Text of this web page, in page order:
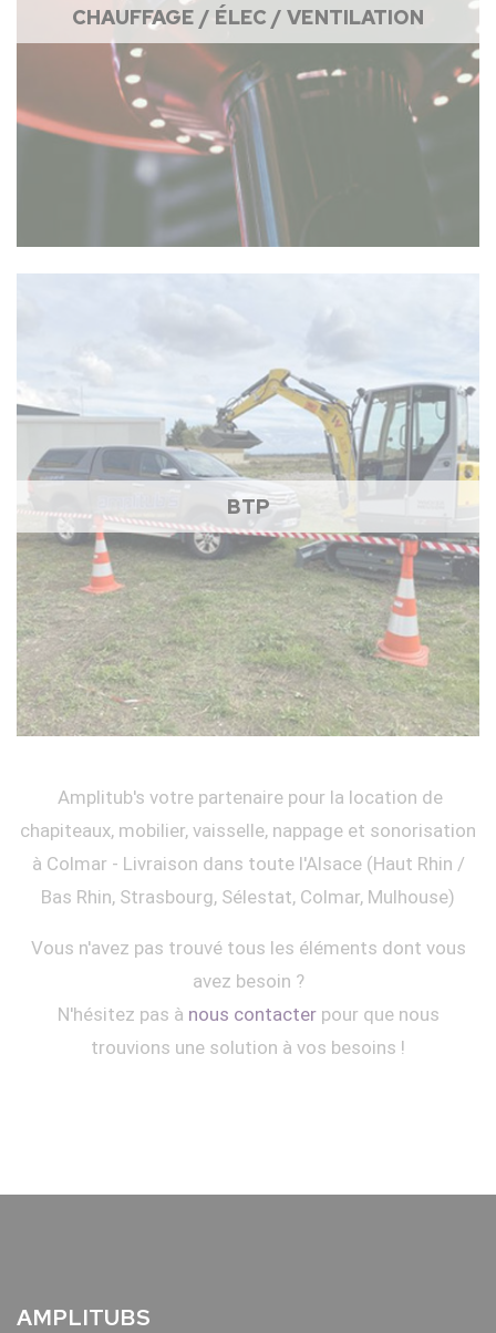
CHAUFFAGE / ÉLEC / VENTILATION
BTP
Amplitub's votre partenaire pour la location de
chapiteaux, mobilier, vaisselle, nappage et sonorisation
à Colmar - Livraison dans toute l'Alsace (Haut Rhin /
Bas Rhin, Strasbourg, Sélestat, Colmar, Mulhouse)
Vous n'avez pas trouvé tous les éléments dont vous
avez besoin ?
N'hésitez pas à nous contacterpour que nous
trouvions une solution à vos besoins !
AMPLITUBS